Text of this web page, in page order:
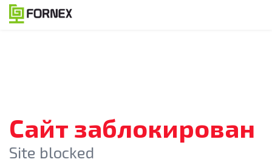
Сайт заблокирован
Site blocked